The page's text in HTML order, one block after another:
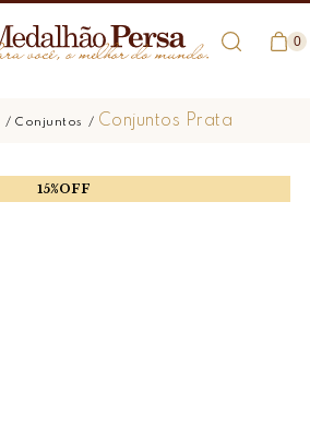
0
Conjuntos Conjuntos Prata
15%OFF